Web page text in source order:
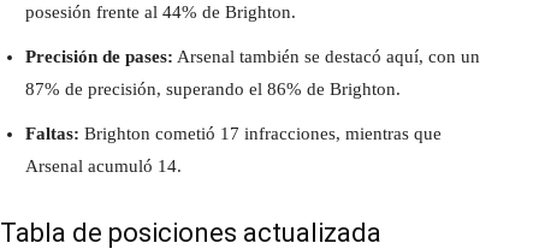
posesión frente al 44% de Brighton.
Precisión de pases: Arsenal también se destacó aquí, con un
87% de precisión, superando el 86% de Brighton.
Faltas: Brighton cometió 17 infracciones, mientras que
Arsenal acumuló 14.
Tabla de posiciones actualizada